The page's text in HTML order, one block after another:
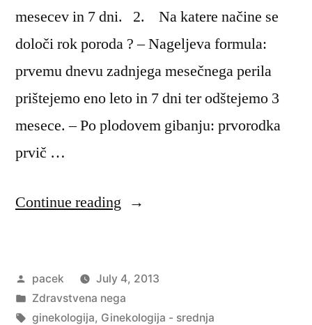
mesecev in 7 dni. 2. Na katere načine se
določi rok poroda ? – Nageljeva formula:
prvemu dnevu zadnjega mesečnega perila
prištejemo eno leto in 7 dni ter odštejemo 3
mesece. – Po plodovem gibanju: prvorodka
prvič …
Continue reading “Ginekologija
zdravstvena
šola”
Posted
by
pacek
July 4, 2013
Posted
in
Zdravstvena nega
Tags:
ginekologija, Ginekologija - srednja